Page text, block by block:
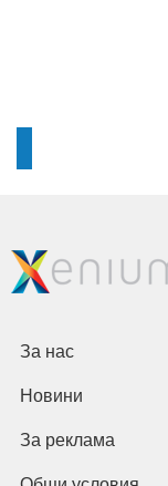
За нас
Новини
За реклама